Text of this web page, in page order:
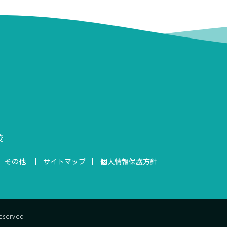
その他 サイトマップ 個人情報保護方針